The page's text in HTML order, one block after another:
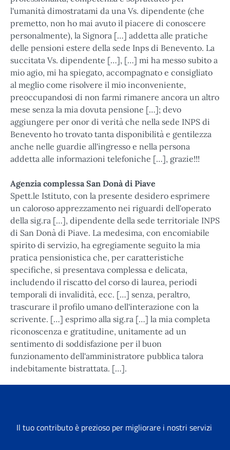
l'umanità dimostratami da una Vs. dipendente (che
premetto, non ho mai avuto il piacere di conoscere
personalmente), la Signora […] addetta alle pratiche
delle pensioni estere della sede Inps di Benevento. La
succitata Vs. dipendente […], […] mi ha messo subito a
mio agio, mi ha spiegato, accompagnato e consigliato
al meglio come risolvere il mio inconveniente,
preoccupandosi di non farmi rimanere ancora un altro
mese senza la mia dovuta pensione […]; devo
aggiungere per onor di verità che nella sede INPS di
Benevento ho trovato tanta disponibilità e gentilezza
anche nelle guardie all'ingresso e nella persona
addetta alle informazioni telefoniche […], grazie!!!
Agenzia complessa San Donà di Piave
Spett.le Istituto, con la presente desidero esprimere
un caloroso apprezzamento nei riguardi dell'operato
della sig.ra […], dipendente della sede territoriale INPS
di San Donà di Piave. La medesima, con encomiabile
spirito di servizio, ha egregiamente seguito la mia
pratica pensionistica che, per caratteristiche
specifiche, si presentava complessa e delicata,
includendo il riscatto del corso di laurea, periodi
temporali di invalidità, ecc. […] senza, peraltro,
trascurare il profilo umano dell'interazione con la
scrivente. […] esprimo alla sig.ra […] la mia completa
riconoscenza e gratitudine, unitamente ad un
sentimento di soddisfazione per il buon
funzionamento dell'amministratore pubblica talora
indebitamente bistrattata. […].
Il tuo contributo è prezioso per migliorare i nostri servizi